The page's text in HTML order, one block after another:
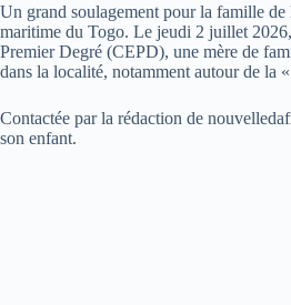
Un grand soulagement pour la famille
maritime du Togo. Le jeudi 2 juillet
Premier Degré (CEPD), une mère de
dans la localité, notamment autour de la
Contactée par la rédaction de
son enfant.